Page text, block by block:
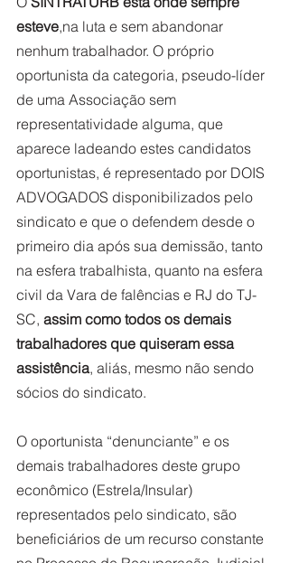
esteve,na luta e sem abandonar
nenhum trabalhador. O próprio
oportunista da categoria, pseudo-líder
de uma Associação sem
representatividade alguma, que
aparece ladeando estes candidatos
oportunistas, é representado por DOIS
ADVOGADOS disponibilizados pelo
sindicato e que o defendem desde o
primeiro dia após sua demissão, tanto
na esfera trabalhista, quanto na esfera
civil da Vara de falências e RJ do TJ-
SC, assim como todos os demais
trabalhadores que quiseram essa
assistência, aliás, mesmo não sendo
sócios do sindicato.
O oportunista “denunciante” e os
demais trabalhadores deste grupo
econômico (Estrela/Insular)
representados pelo sindicato, são
beneficiários de um recurso constante